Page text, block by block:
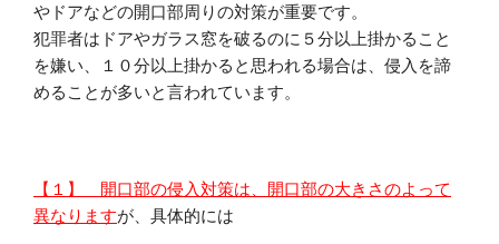
やドアなどの開口部周りの対策が重要です。
犯罪者はドアやガラス窓を破るのに５分以上掛かること
を嫌い、１０分以上掛かると思われる場合は、侵入を諦
めることが多いと言われています。
【１】 開口部の侵入対策は、開口部の大きさのよって
異なりますが、具体的には